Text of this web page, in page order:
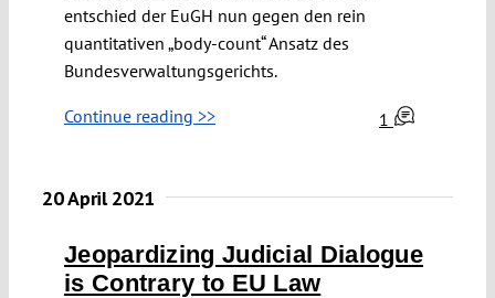
entschied der EuGH nun gegen den rein
quantitativen „body-count“ Ansatz des
Bundesverwaltungsgerichts.
Continue reading >> 1
20 April 2021
Jeopardizing Judicial Dialogue
is Contrary to EU Law